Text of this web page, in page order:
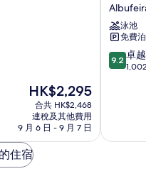
現
售
HK$2,295
HK$2,295
合共 HK$2,468
連稅及其他費用
9 月 6 日 - 9 月 7 日
Bicos
Design
Beach
Hotel
-
泳池
免費
9.2
分
卓
9.2 卓越
住宿